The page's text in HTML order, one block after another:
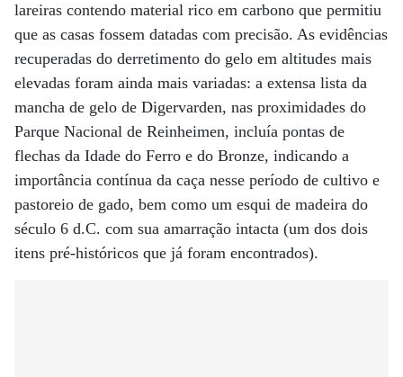
lareiras contendo material rico em carbono que permitiu
que as casas fossem datadas com precisão. As evidências
recuperadas do derretimento do gelo em altitudes mais
elevadas foram ainda mais variadas: a extensa lista da
mancha de gelo de Digervarden, nas proximidades do
Parque Nacional de Reinheimen, incluía pontas de
flechas da Idade do Ferro e do Bronze, indicando a
importância contínua da caça nesse período de cultivo e
pastoreio de gado, bem como um esqui de madeira do
século 6 d.C. com sua amarração intacta (um dos dois
itens pré-históricos que já foram encontrados).